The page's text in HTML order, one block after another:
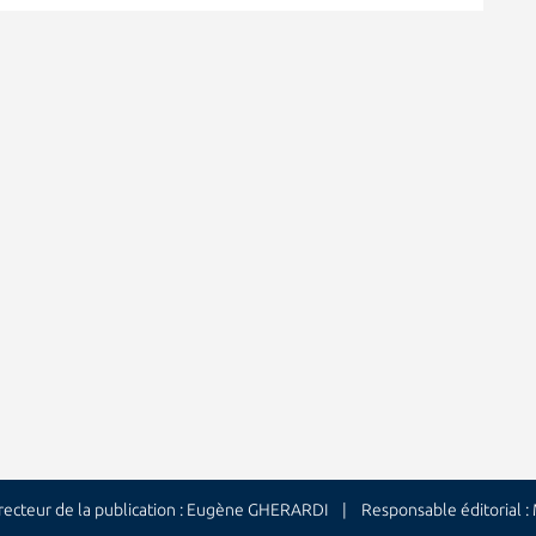
de la publication : Eugène GHERARDI | Responsable éditorial :